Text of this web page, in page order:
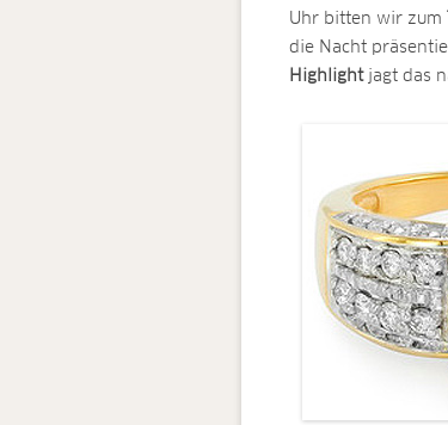
Uhr bitten wir zum
die Nacht
Highlightjagt das